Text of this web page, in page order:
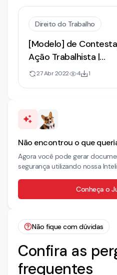
Direito do Trabalho
[Modelo] de
Ação Trabalhista |
Impugnação a Verbas
27 Abr 2022 4 1
Não encontrou o que
Agora você pode gerar
segurança utilizando nossa
Conheça o
Não fique com dúvidas
Confira as
frequentes